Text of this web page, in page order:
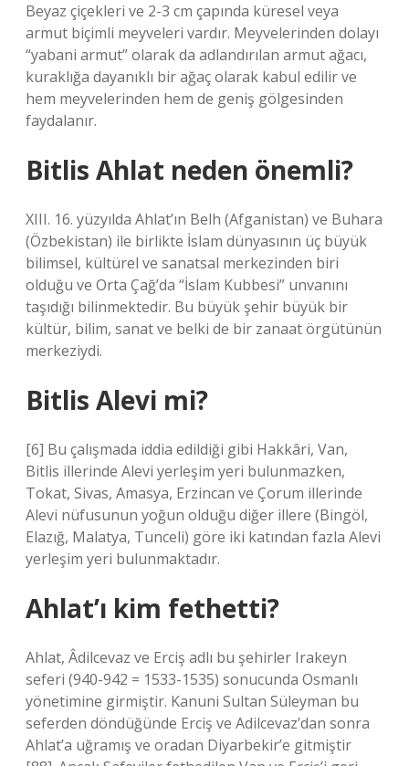
Beyaz çiçekleri ve 2-3 cm çapında küresel veya
armut biçimli meyveleri vardır. Meyvelerinden dolayı
“yabani armut” olarak da adlandırılan armut ağacı,
kuraklığa dayanıklı bir ağaç olarak kabul edilir ve
hem meyvelerinden hem de geniş gölgesinden
faydalanır.
Bitlis Ahlat neden önemli?
XIII. 16. yüzyılda Ahlat’ın Belh (Afganistan) ve Buhara
(Özbekistan) ile birlikte İslam dünyasının üç büyük
bilimsel, kültürel ve sanatsal merkezinden biri
olduğu ve Orta Çağ’da “İslam Kubbesi” unvanını
taşıdığı bilinmektedir. Bu büyük şehir büyük bir
kültür, bilim, sanat ve belki de bir zanaat örgütünün
merkeziydi.
Bitlis Alevi mi?
[6] Bu çalışmada iddia edildiği gibi Hakkâri, Van,
Bitlis illerinde Alevi yerleşim yeri bulunmazken,
Tokat, Sivas, Amasya, Erzincan ve Çorum illerinde
Alevi nüfusunun yoğun olduğu diğer illere (Bingöl,
Elazığ, Malatya, Tunceli) göre iki katından fazla Alevi
yerleşim yeri bulunmaktadır.
Ahlat’ı kim fethetti?
Ahlat, Âdilcevaz ve Erciş adlı bu şehirler Irakeyn
seferi (940-942 = 1533-1535) sonucunda Osmanlı
yönetimine girmiştir. Kanuni Sultan Süleyman bu
seferden döndüğünde Erciş ve Adilcevaz’dan sonra
Ahlat’a uğramış ve oradan Diyarbekir’e gitmiştir